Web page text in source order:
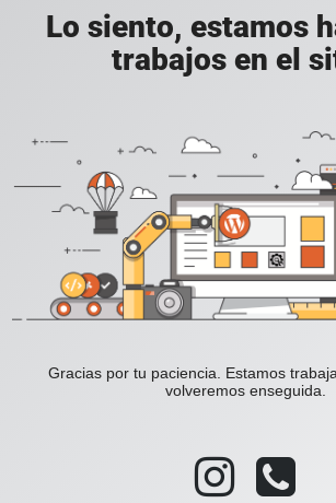
Lo siento, estamos
trabajos en el
Gracias por tu paciencia. Estamos
volveremos enseguida.